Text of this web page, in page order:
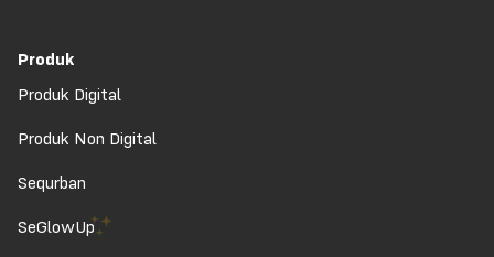
Produk
Produk Digital
Produk Non Digital
Sequrban
SeGlowUp